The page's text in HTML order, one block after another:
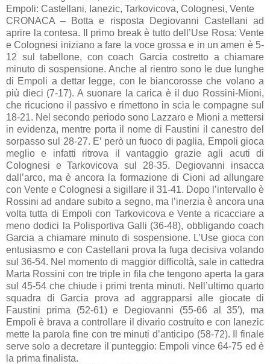
Empoli: Castellani, Ianezic, Tarkovicova, Colognesi, Vente
CRONACA – Botta e risposta Degiovanni Castellani ad
aprire la contesa. Il primo break è tutto dell’Use Rosa: Vente
e Colognesi iniziano a fare la voce grossa e in un amen è 5-
12 sul tabellone, con coach Garcia costretto a chiamare
minuto di sospensione. Anche al rientro sono le due lunghe
di Empoli a dettar legge, con le biancorosse che volano a
più dieci (7-17). A suonare la carica è il duo Rossini-Mioni,
che ricuciono il passivo e rimettono in scia le compagne sul
18-21. Nel secondo periodo sono Lazzaro e Mioni a mettersi
in evidenza, mentre porta il nome di Faustini il canestro del
sorpasso sul 28-27. E’ però un fuoco di paglia, Empoli gioca
meglio e infatti ritrova il vantaggio grazie agli acuti di
Colognesi e Tarkovicova sul 28-35. Degiovanni insacca
dall’arco, ma è ancora la formazione di Cioni ad allungare
con Vente e Colognesi a sigillare il 31-41. Dopo l’intervallo è
Rossini ad andare subito a segno, ma l’inerzia è ancora una
volta tutta di Empoli con Tarkovicova e Vente a ricacciare a
meno dodici la Polisportiva Galli (36-48), obbligando coach
Garcia a chiamare minuto di sospensione. L’Use gioca con
entusiasmo e con Castellani prova la fuga decisiva volando
sul 36-54. Nel momento di maggior difficoltà, sale in cattedra
Marta Rossini con tre triple in fila che tengono aperta la gara
sul 45-54 che chiude i primi trenta minuti. Nell’ultimo quarto
squadra di Garcia prova ad aggrapparsi alle giocate di
Faustini prima (52-61) e Degiovanni (55-66 al 35′), ma
Empoli è brava a controllare il divario costruito e con Ianezic
mette la parola fine con tre minuti d’anticipo (58-72). Il finale
serve solo a decretare il punteggio: Empoli vince 64-75 ed è
la prima finalista.